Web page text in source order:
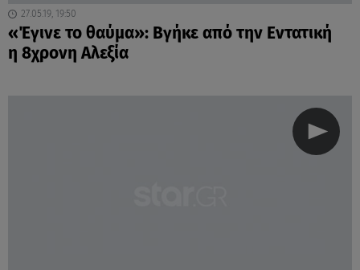
27.05.19, 19:50
«Έγινε το θαύμα»: Βγήκε από την Εντατική
η 8χρονη Αλεξία